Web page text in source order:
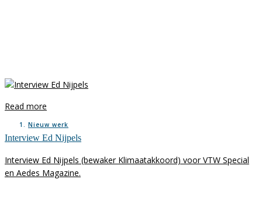
Read more
Nieuw werk
Interview Ed Nijpels
Interview Ed Nijpels (bewaker Klimaatakkoord) voor VTW Special
en Aedes Magazine.